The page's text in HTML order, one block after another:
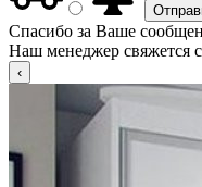
Спасибо за Ваше
Наш менеджер свяжется